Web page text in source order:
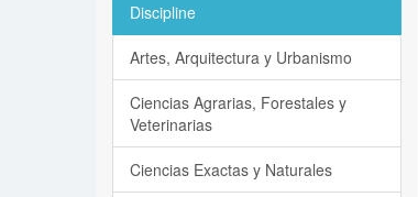
Discipline
Artes, Arquitectura y Urbanismo
Ciencias Agrarias, Forestales y
Veterinarias
Ciencias Exactas y Naturales